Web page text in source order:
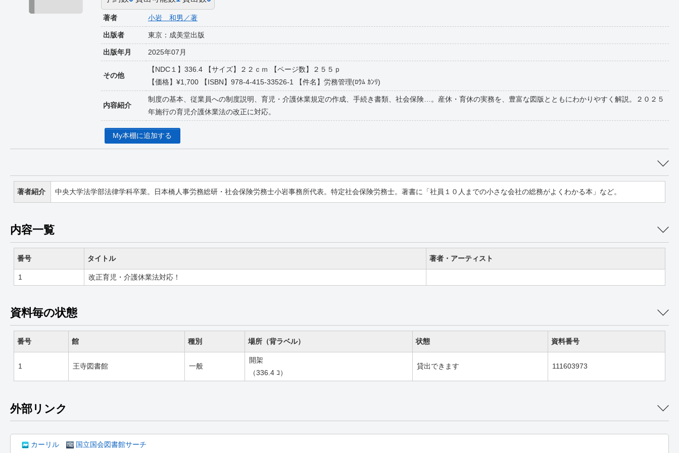
著者 小岩 和男／著
出版者 東京：成美堂出版
出版年月 2025年07月
その他
【NDC１】336.4 【サイズ】２２ｃｍ 【ページ数】２５５ｐ
【価格】¥1,700 【ISBN】978-4-415-33526-1 【件名】労務管理(ﾛｳﾑ ｶﾝﾘ)
内容紹介
制度の基本、従業員への制度説明、育児・介護休業規定の作成、手続き書類、社会保険…。産休・育休の実務を、豊富な図版とともにわかりやすく解説。２０２５
年施行の育児介護休業法の改正に対応。
My本棚に追加する
著者紹介 中央大学法学部法律学科卒業。日本橋人事労務総研・社会保険労務士小岩事務所代表。特定社会保険労務士。著書に「社員１０人までの小さな会社の総務がよくわかる本」など。
内容一覧
番号 タイトル 著者・アーティスト
1 改正育児・介護休業法対応！
資料毎の状態
番号 館 種別 場所（背ラベル） 状態 資料番号
1 王寺図書館 一般
開架
（336.4 ｺ）
貸出できます 111603973
外部リンク
カーリル 国立国会図書館サーチ